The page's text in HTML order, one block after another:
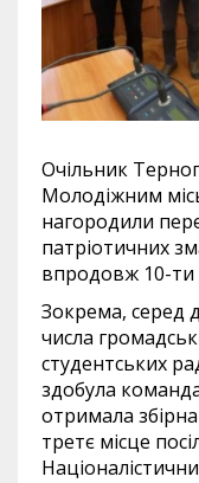
Очільник
Молодіжним
нагородили
патріотичних
впродовж 10-ти
Зокрема, серед
числа
студентських
здобула
отримала
третє місце